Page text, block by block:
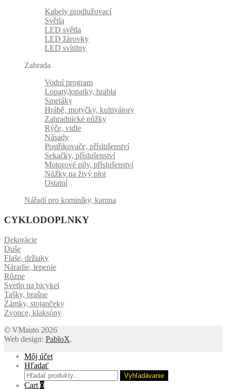
Kabely prodlužovací
Světla
LED světla
LED žárovky
LED svítilny
Zahrada
Vodní program
Lopaty,lopatky, hrabla
Smetáky
Hrábě, motyčky, kultivátory
Zahradnické nůžky
Rýče, vidle
Násady
Postřikovače, příslušenství
Sekačky, příslušenství
Motorové pily, příslušenství
Nůžky na živý plot
Ostatní
Nářadí pro kominíky, kamna
CYKLODOPLNKY
Dekorácie
Duše
Flaše, držiaky
Náradie, lepenie
Rôzne
Svetlo na bicykel
Tašky, brašne
Zámky, stojančeky
Zvonce, klaksóny
© VMauto 2026
Web design: PabloX.
Môj účet
Hľadať
Hľadať:
Vyhľadávanie
Cart 0